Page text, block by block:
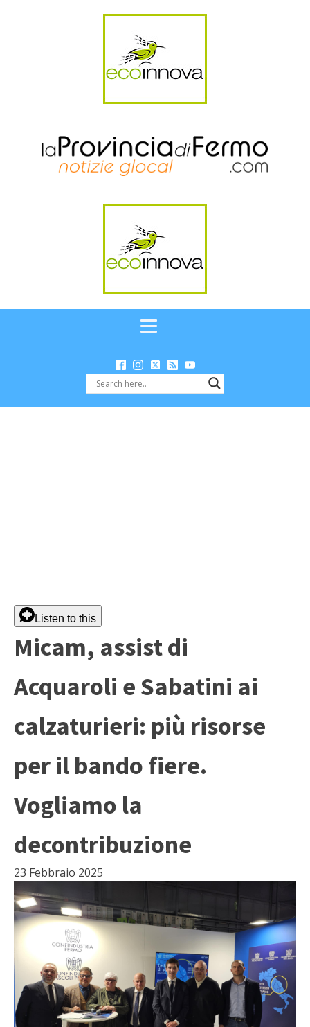
Listen to this
Micam, assist di
Acquaroli e Sabatini ai
calzaturieri: più risorse
per il bando fiere.
Vogliamo la
decontribuzione
23 Febbraio 2025